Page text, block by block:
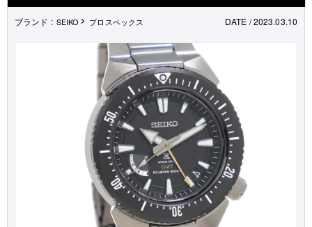
ブランド : SEIKO プロスペックス DATE / 2023.03.10